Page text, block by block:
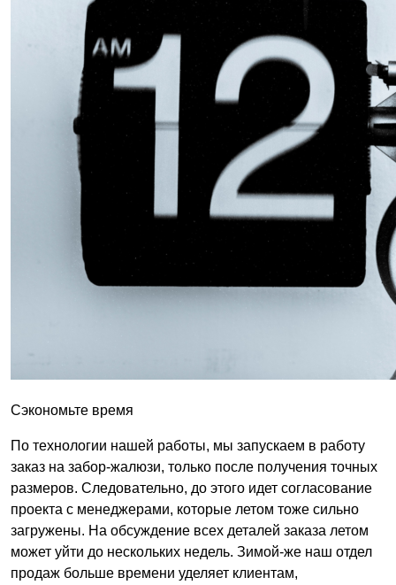
Сэкономьте время
По технологии нашей работы, мы запускаем в работу
заказ на забор-жалюзи, только после получения точных
размеров. Следовательно, до этого идет согласование
проекта с менеджерами, которые летом тоже сильно
загружены. На обсуждение всех деталей заказа летом
может уйти до нескольких недель. Зимой-же наш отдел
продаж больше времени уделяет клиентам,